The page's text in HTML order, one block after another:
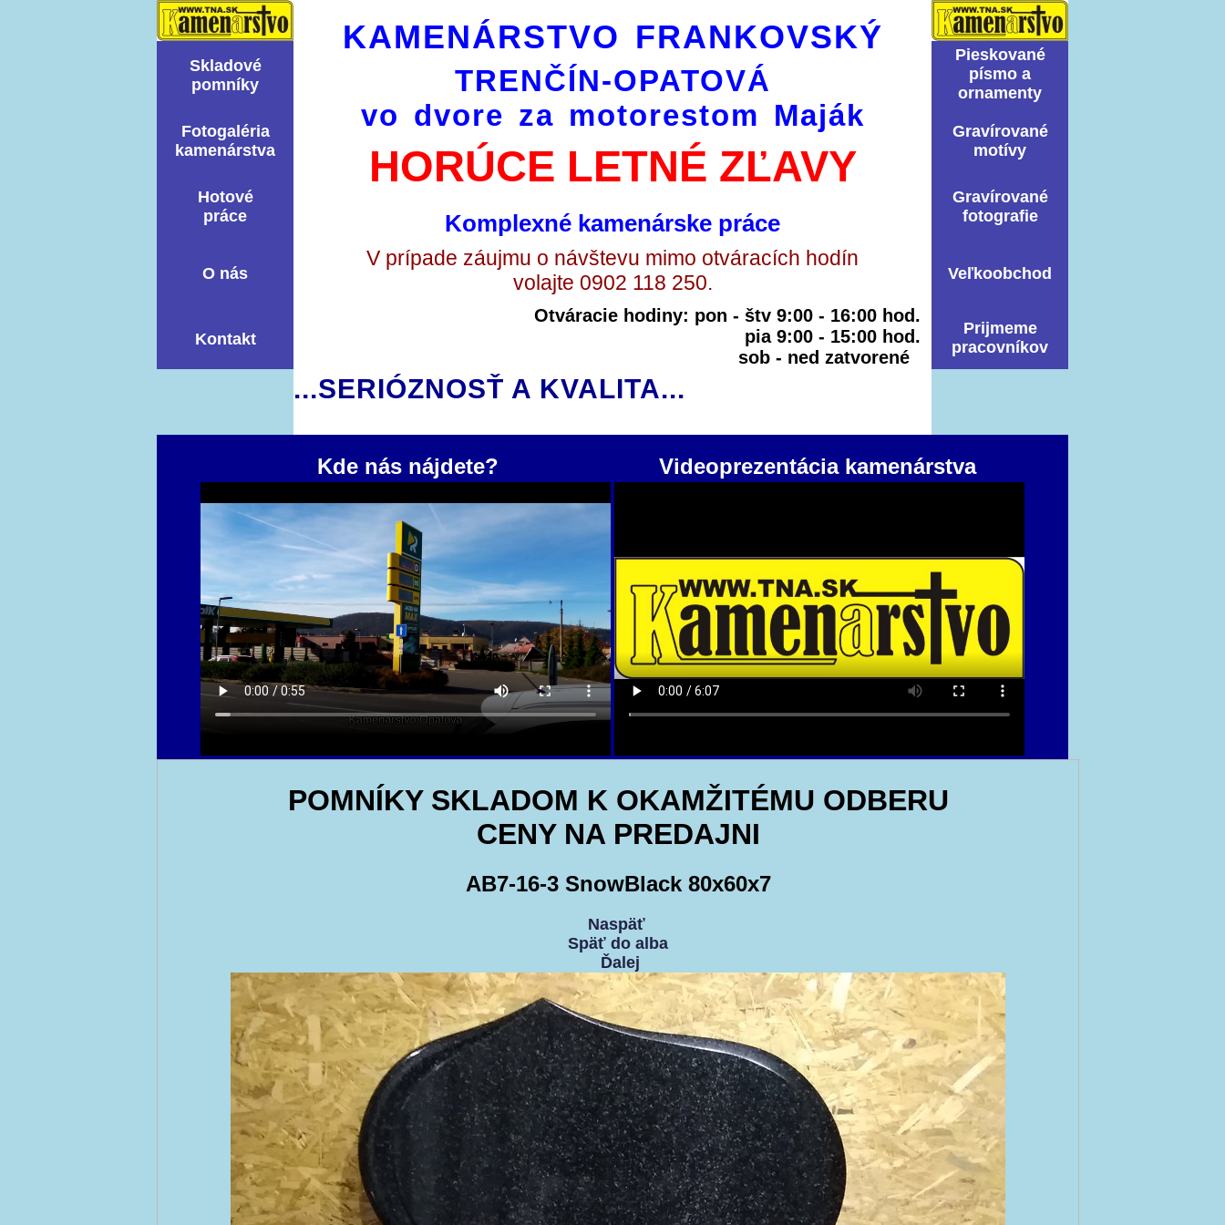
Skladové
pomní­ky
Fotogaléria
kamenárstva
Hotové
práce
O nás
Kontakt
KAMENÁRSTVO FRANKOVSKÝ
TRENČÍN-OPATOVÁ
vo dvore za motorestom Maják
HORÚCE LETNÉ ZĽAVY
Komplexné kamenárske práce
V prípade záujmu o návštevu mimo otváracích hodín
volajte 0902 118 250.
Otváracie hodiny: pon - štv 9:00 - 16:00 hod.
pia 9:00 - 15:00 hod.
sob - ned zatvorené
...SERIÓZNOSŤ A KVALITA...
Pieskované
písmo a
ornamenty
Graví­rované
motí­vy
Graví­rované
fotografie
Veľkoobchod
Prijmeme
pracovníkov
Kde nás nájdete? Videoprezentácia kamenárstva
POMNÍKY SKLADOM K OKAMŽITÉMU ODBERU
CENY NA PREDAJNI
AB7-16-3 SnowBlack 80x60x7
Naspäť
Späť do alba
Ďalej